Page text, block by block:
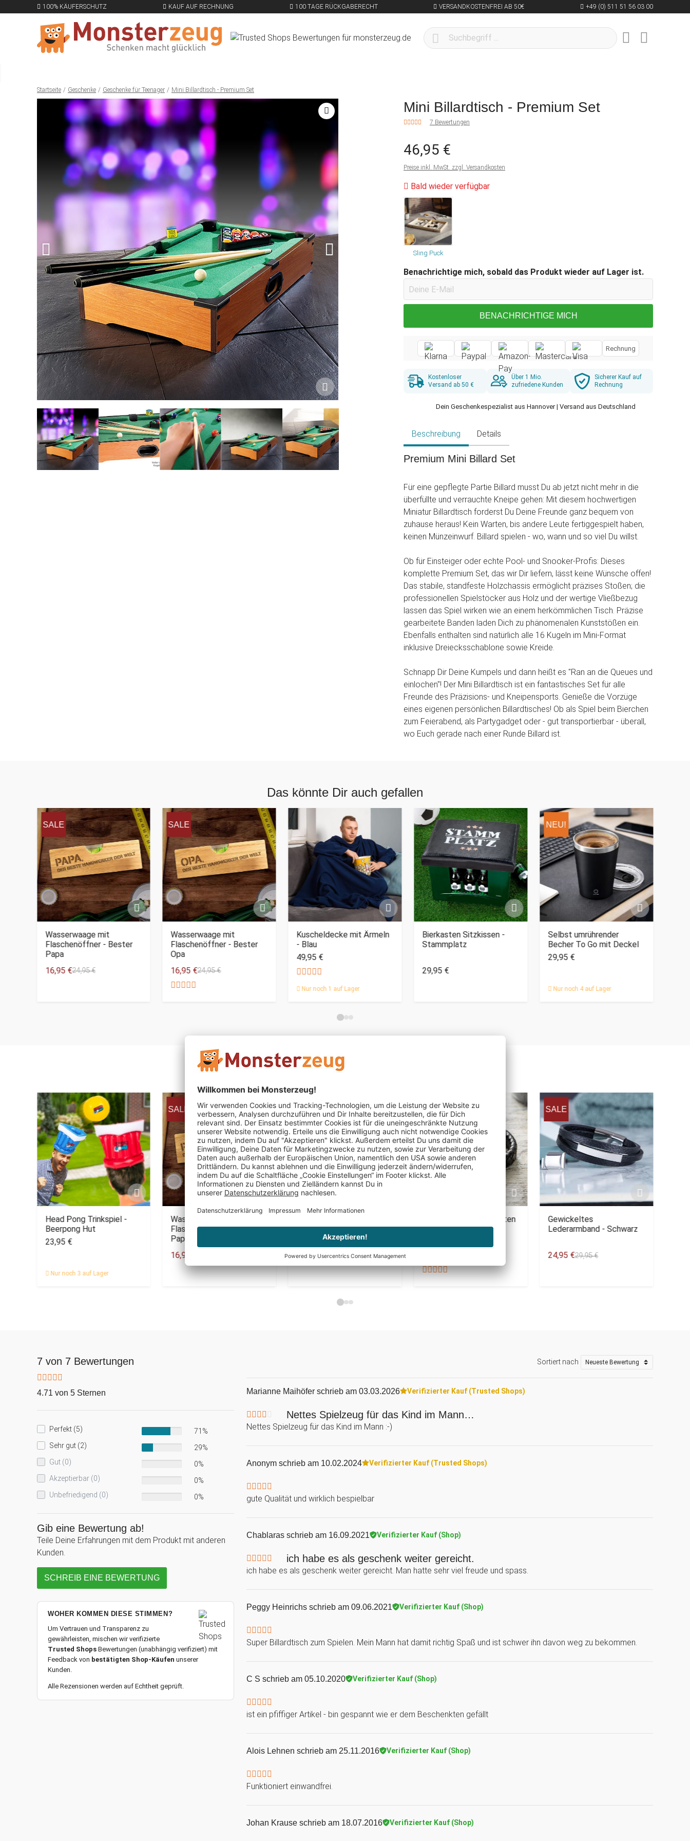
100% KÄUFERSCHUTZ KAUF AUF RECHNUNG 100 TAGE RÜCKGABERECHT VERSANDKOSTENFREI AB 50€ +49 (0) 511 51 56 03 00
Startseite Geschenke Geschenke für Teenager Mini Billardtisch - Premium Set
Mini Billardtisch - Premium Set
7 Bewertungen
46,95 €
Preise inkl. MwSt. zzgl. Versandkosten
Bald wieder verfügbar
Sling Puck
Benachrichtige mich, sobald das Produkt wieder auf Lager ist.
BENACHRICHTIGE MICH
Rechnung
Kostenloser
Versand ab 50 €
Über 1 Mio.
zufriedene Kunden
Sicherer Kauf auf
Rechnung
Dein Geschenkespezialist aus Hannover | Versand aus Deutschland
Beschreibung Details
Premium Mini Billard Set
Für eine gepflegte Partie Billard musst Du ab jetzt nicht mehr in die
überfüllte und verrauchte Kneipe gehen: Mit diesem hochwertigen
Miniatur Billardtisch forderst Du Deine Freunde ganz bequem von
zuhause heraus! Kein Warten, bis andere Leute fertiggespielt haben,
keinen Münzeinwurf. Billard spielen - wo, wann und so viel Du willst.
Ob für Einsteiger oder echte Pool- und Snooker-Profis: Dieses
komplette Premium Set, das wir Dir liefern, lässt keine Wünsche offen!
Das stabile, standfeste Holzchassis ermöglicht präzises Stoßen; die
professionellen Spielstöcker aus Holz und der wertige Vließbezug
lassen das Spiel wirken wie an einem herkömmlichen Tisch. Präzise
gearbeitete Banden laden Dich zu phänomenalen Kunststößen ein.
Ebenfalls enthalten sind natürlich alle 16 Kugeln im Mini-Format
inklusive Dreiecksschablone sowie Kreide.
Schnapp Dir Deine Kumpels und dann heißt es "Ran an die Queues und
einlochen"! Der Mini Billardtisch ist ein fantastisches Set für alle
Freunde des Präzisions- und Kneipensports. Genieße die Vorzüge
eines eigenen persönlichen Billardtisches! Ob als Spiel beim Bierchen
zum Feierabend, als Partygadget oder - gut transportierbar - überall,
wo Euch gerade nach einer Runde Billard ist.
Das könnte Dir auch gefallen
SALE
Wasserwaage mit
Flaschenöffner - Bester
Papa
16,95 €24,95 €
SALE
Wasserwaage mit
Flaschenöffner - Bester
Opa
16,95 €24,95 €
Kuscheldecke mit Ärmeln
- Blau
49,95 €
Nur noch 1 auf Lager
Bierkasten Sitzkissen -
Stammplatz
29,95 €
NEU!
Selbst umrührender
Becher To Go mit Deckel
29,95 €
Nur noch 4 auf Lager
Head Pong Trinkspiel -
Beerpong Hut
23,95 €
Nur noch 3 auf Lager
SALE
Wasserwaage mit
Flaschenöffner - Bester
Papa
16,95 €
besten Papa
19,95 €
Lederarmband geflochten
- Schwarz
SALE
Gewickeltes
Lederarmband - Schwarz
24,95 €29,95 €
7 von 7 Bewertungen
4.71 von 5 Sternen
Perfekt (5)
71%
Sehr gut (2)
29%
Gut (0)
0%
Akzeptierbar (0)
0%
Unbefriedigend (0)
0%
Gib eine Bewertung ab!
Teile Deine Erfahrungen mit dem Produkt mit anderen
Kunden.
SCHREIB EINE BEWERTUNG
WOHER KOMMEN DIESE STIMMEN?
Um Vertrauen und Transparenz zu
gewährleisten, mischen wir verifizierte
Trusted Shops Bewertungen (unabhängig verifiziert) mit
Feedback von bestätigten Shop-Käufen unserer
Kunden.
Alle Rezensionen werden auf Echtheit geprüft.
Sortiert nach
Marianne Maihöfer schrieb am 03.03.2026 Verifizierter Kauf (Trusted Shops)
Nettes Spielzeug für das Kind im Mann…
Nettes Spielzeug für das Kind im Mann :-)
Anonym schrieb am 10.02.2024 Verifizierter Kauf (Trusted Shops)
gute Qualität und wirklich bespielbar
Chablaras schrieb am 16.09.2021 Verifizierter Kauf (Shop)
ich habe es als geschenk weiter gereicht.
ich habe es als geschenk weiter gereicht. Man hatte sehr viel freude und spass.
Peggy Heinrichs schrieb am 09.06.2021 Verifizierter Kauf (Shop)
Super Billardtisch zum Spielen. Mein Mann hat damit richtig Spaß und ist schwer ihn davon weg zu bekommen.
C S schrieb am 05.10.2020 Verifizierter Kauf (Shop)
ist ein pfiffiger Artikel - bin gespannt wie er dem Beschenkten gefällt
Alois Lehnen schrieb am 25.11.2016 Verifizierter Kauf (Shop)
Funktioniert einwandfrei.
Johan Krause schrieb am 18.07.2016 Verifizierter Kauf (Shop)